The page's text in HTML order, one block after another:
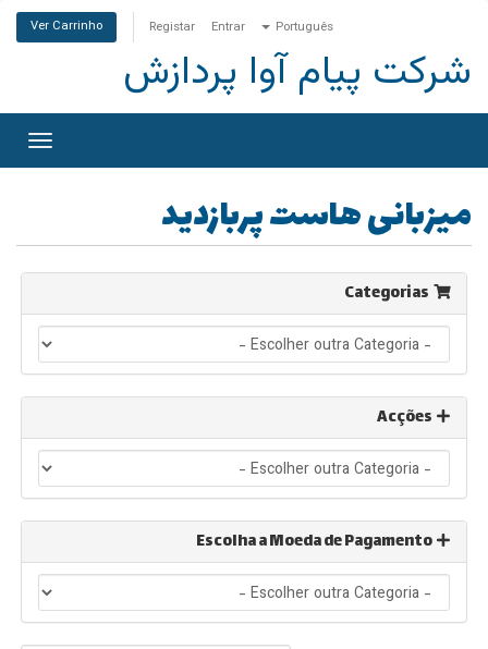
Português
Entrar
Registar
Ver Carrinho
شرکت پیام آوا پردازش
میزبانی هاست پربازدید